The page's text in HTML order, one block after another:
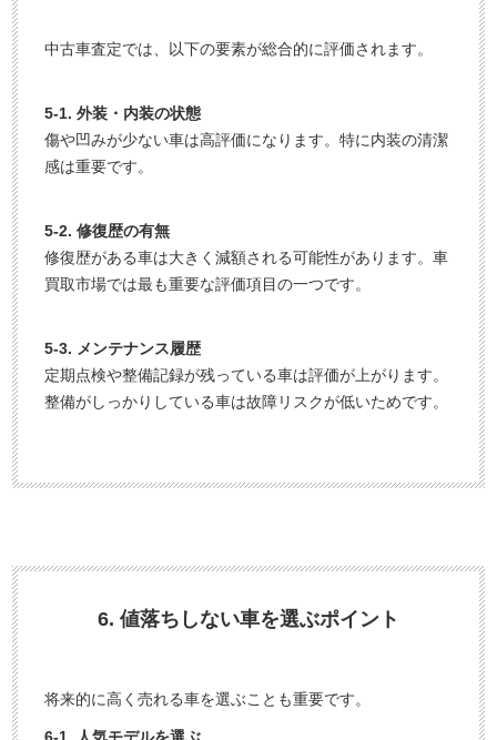
中古車査定では、以下の要素が総合的に評価されます。
5-1. 外装・内装の状態
傷や凹みが少ない車は高評価になります。特に内装の清潔
感は重要です。
5-2. 修復歴の有無
修復歴がある車は大きく減額される可能性があります。車
買取市場では最も重要な評価項目の一つです。
5-3. メンテナンス履歴
定期点検や整備記録が残っている車は評価が上がります。
整備がしっかりしている車は故障リスクが低いためです。
6. 値落ちしない車を選ぶポイント
将来的に高く売れる車を選ぶことも重要です。